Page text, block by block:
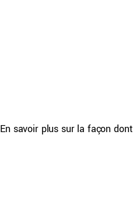
En savoir plus sur la façon